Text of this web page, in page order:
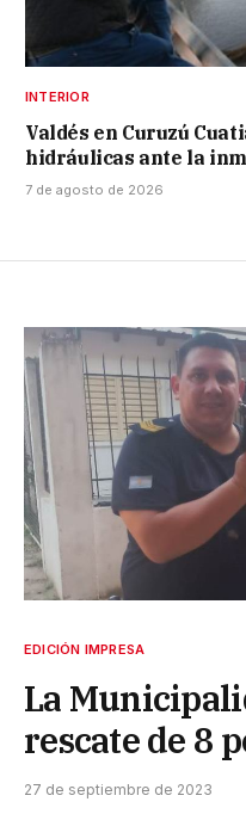
INTERIOR
Valdés en Curuzú
hidráulicas ante la
7 de agosto de 2026
EDICIÓN IMPRESA
La
rescate de 8
27 de septiembre de 2023